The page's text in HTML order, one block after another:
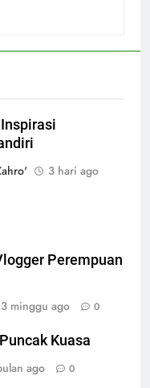
3 hari ago
Perempuan
3 minggu ago 0
Kuasa
ago 0